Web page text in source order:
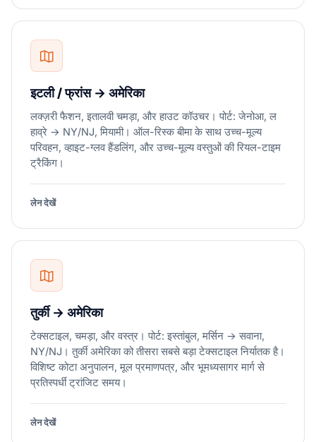
इटली / फ्रांस → अमेरिका
लक्ज़री फैशन, इतालवी चमड़ा, और हाउट कॉउचर। पोर्ट: जेनोआ, ल
हाव्रे → NY/NJ, मियामी। ऑल-रिस्क बीमा के साथ उच्च-मूल्य
परिवहन, व्हाइट-ग्लव हैंडलिंग, और उच्च-मूल्य वस्तुओं की रियल-टाइम
ट्रैकिंग।
लेन देखें
तुर्की → अमेरिका
टेक्सटाइल, चमड़ा, और वस्त्र। पोर्ट: इस्तांबुल, मर्सिन → सवाना,
NY/NJ। तुर्की अमेरिका को तीसरा सबसे बड़ा टेक्सटाइल निर्यातक है।
विशिष्ट कोटा अनुपालन, मूल प्रमाणपत्र, और भूमध्यसागर मार्ग से
प्रतिस्पर्धी ट्रांजिट समय।
लेन देखें